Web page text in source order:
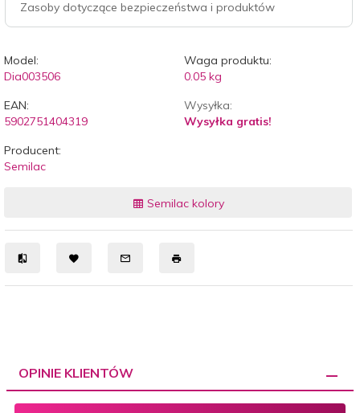
Zasoby dotyczące bezpieczeństwa i produktów
Model:
Dia003506
Waga produktu:
0.05 kg
EAN:
5902751404319
Wysyłka:
Wysyłka gratis!
Producent:
Semilac
Semilac kolory
OPINIE KLIENTÓW